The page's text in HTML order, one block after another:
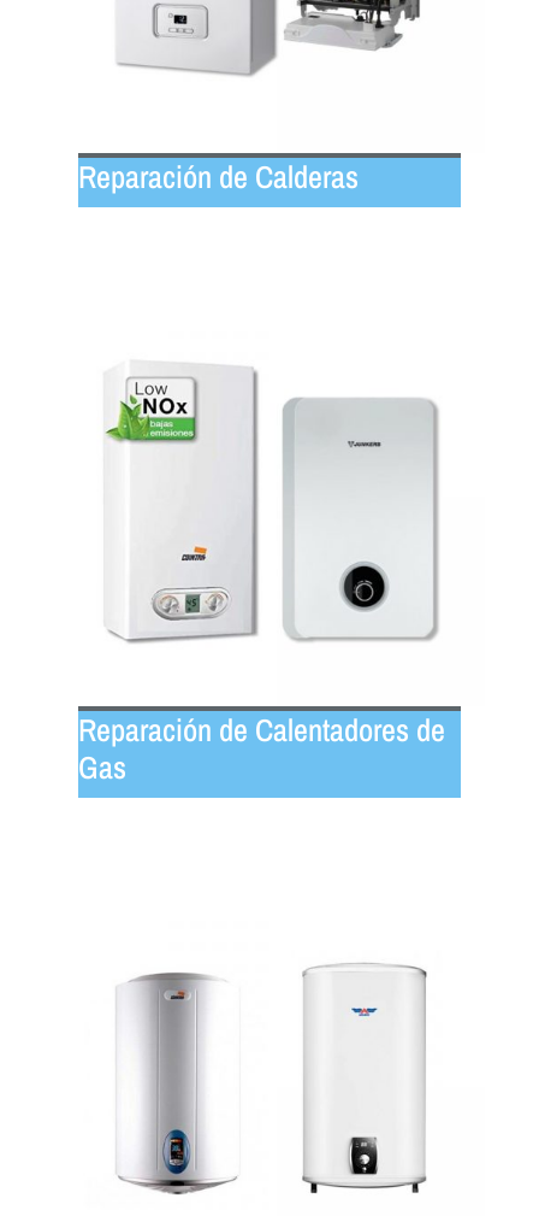
Reparación de Calderas
Reparación de Calentadores de
Gas